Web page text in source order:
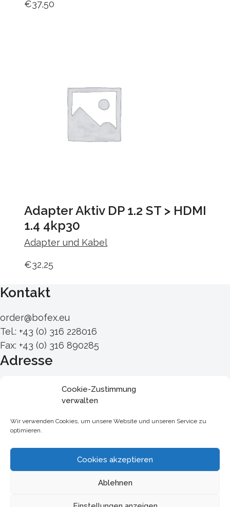
Cookie-Zustimmung
verwalten
Wir verwenden Cookies, um unsere Website und unseren Service zu
optimieren.
Cookies akzeptieren
Ablehnen
€37,50
Adapter Aktiv DP 1.2 ST > HDMI
1.4 4kp30
Adapter und Kabel
€32,25
Kontakt
order@bofex.eu
Tel.: +43 (0) 316 228016
Fax: +43 (0) 316 890285
Adresse
Triester Straße 280
Links
Widerrufsbelehrung